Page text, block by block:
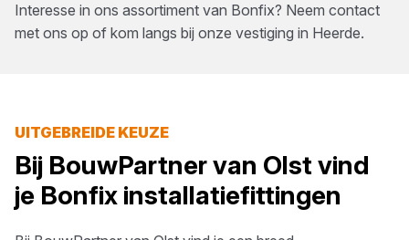
Interesse in ons assortiment van Bonfix? Neem contact
met ons op of kom langs bij onze vestiging in Heerde.
UITGEBREIDE KEUZE
Bij BouwPartner van Olst vind
je Bonfix installatiefittingen